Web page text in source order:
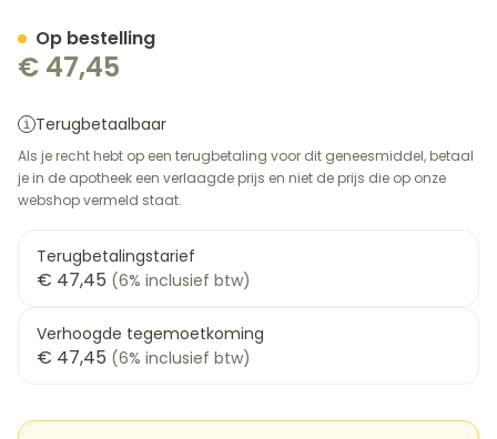
€ 47,45
Terugbetaalbaar
Als je recht hebt op een terugbetaling voor dit geneesmiddel, betaal
je in de apotheek een verlaagde prijs en niet de prijs die op onze
webshop vermeld staat.
Terugbetalingstarief
€ 47,45 (6% inclusief btw)
Verhoogde tegemoetkoming
€ 47,45 (6% inclusief btw)
Op bestelling